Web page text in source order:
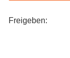
Freigeben: